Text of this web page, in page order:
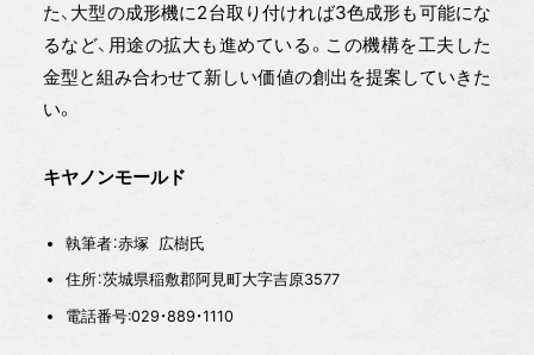
た、大型の成形機に2台取り付ければ3色成形も可能にな
るなど、用途の拡大も進めている。この機構を工夫した
金型と組み合わせて新しい価値の創出を提案していきた
い。
キヤノンモールド
執筆者：赤塚 広樹氏
住所：茨城県稲敷郡阿見町大字吉原3577
電話番号:029・889・1110